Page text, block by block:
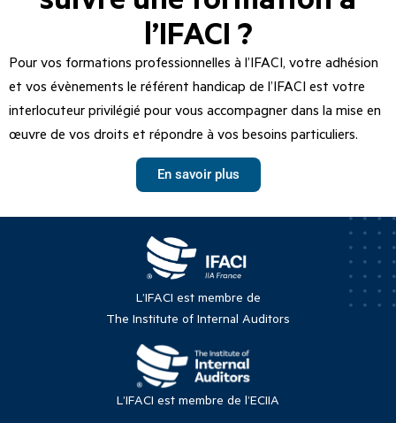
l’IFACI ?
Pour vos formations professionnelles à l’IFACI, votre adhésion
et vos évènements le référent handicap de l’IFACI est votre
interlocuteur privilégié pour vous accompagner dans la mise en
œuvre de vos droits et répondre à vos besoins particuliers.
En savoir plus
L’IFACI est membre de
The Institute of Internal Auditors
L’IFACI est membre de l’ECIIA